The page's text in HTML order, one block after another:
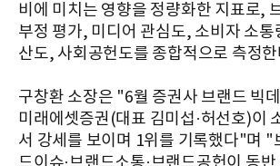
비에 미치는 영향을 정량화한 지표로,
부정 평가, 미디어 관심도, 소비자 소통
산도, 사회공헌도를 종합적으로 측정
구창환 소장은 "6월 증권사 브랜드 빅
미래에셋증권(대표 김미섭·허선호)이
서 강세를 보이며 1위를 기록했다"며 "